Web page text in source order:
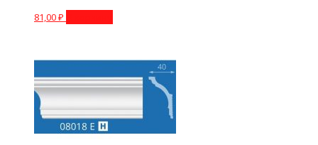
81,00₽